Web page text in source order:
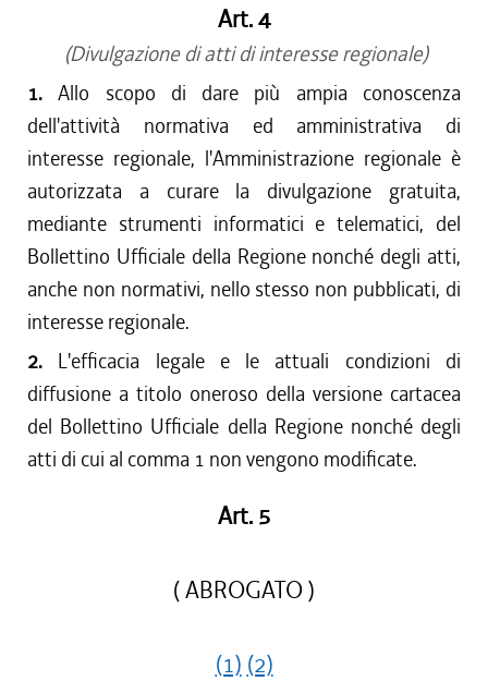
Art. 4
(Divulgazione di atti di interesse regionale)
1. Allo scopo di dare più ampia conoscenza
dell'attività normativa ed amministrativa di
interesse regionale, l'Amministrazione regionale è
autorizzata a curare la divulgazione gratuita,
mediante strumenti informatici e telematici, del
Bollettino Ufficiale della Regione nonché degli atti,
anche non normativi, nello stesso non pubblicati, di
interesse regionale.
2. L'efficacia legale e le attuali condizioni di
diffusione a titolo oneroso della versione cartacea
del Bollettino Ufficiale della Regione nonché degli
atti di cui al comma 1 non vengono modificate.
Art. 5
( ABROGATO )
(1) (2)